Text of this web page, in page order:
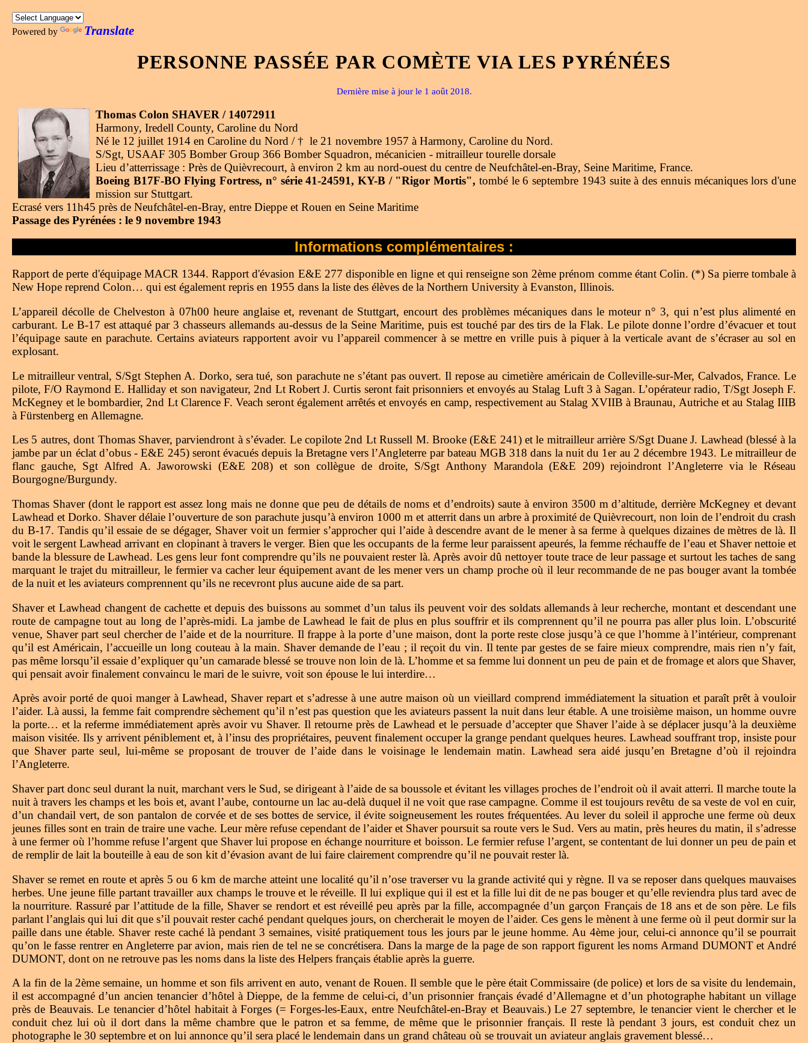
Powered by Translate
PERSONNE PASSÉE PAR COMÈTE VIA LES PYRÉNÉES
Dernière mise à jour le 1 août 2018.
Thomas Colon SHAVER / 14072911
Harmony, Iredell County, Caroline du Nord
Né le 12 juillet 1914 en Caroline du Nord / † le 21 novembre 1957 à Harmony, Caroline du Nord.
S/Sgt, USAAF 305 Bomber Group 366 Bomber Squadron, mécanicien - mitrailleur tourelle dorsale
Lieu d’atterrissage : Près de Quièvrecourt, à environ 2 km au nord-ouest du centre de Neufchâtel-en-Bray, Seine Maritime, France.
Boeing B17F-BO Flying Fortress, n° série 41-24591, KY-B / "Rigor Mortis", tombé le 6 septembre 1943 suite à des ennuis mécaniques lors d'une
mission sur Stuttgart.
Ecrasé vers 11h45 près de Neufchâtel-en-Bray, entre Dieppe et Rouen en Seine Maritime
Passage des Pyrénées : le 9 novembre 1943
Informations complémentaires :
Rapport de perte d'équipage MACR 1344. Rapport d'évasion E&E 277 disponible en ligne et qui renseigne son 2ème prénom comme étant Colin. (*) Sa pierre tombale à
New Hope reprend Colon… qui est également repris en 1955 dans la liste des élèves de la Northern University à Evanston, Illinois.
L’appareil décolle de Chelveston à 07h00 heure anglaise et, revenant de Stuttgart, encourt des problèmes mécaniques dans le moteur n° 3, qui n’est plus alimenté en
carburant. Le B-17 est attaqué par 3 chasseurs allemands au-dessus de la Seine Maritime, puis est touché par des tirs de la Flak. Le pilote donne l’ordre d’évacuer et tout
l’équipage saute en parachute. Certains aviateurs rapportent avoir vu l’appareil commencer à se mettre en vrille puis à piquer à la verticale avant de s’écraser au sol en
explosant.
Le mitrailleur ventral, S/Sgt Stephen A. Dorko, sera tué, son parachute ne s’étant pas ouvert. Il repose au cimetière américain de Colleville-sur-Mer, Calvados, France. Le
pilote, F/O Raymond E. Halliday et son navigateur, 2nd Lt Robert J. Curtis seront fait prisonniers et envoyés au Stalag Luft 3 à Sagan. L’opérateur radio, T/Sgt Joseph F.
McKegney et le bombardier, 2nd Lt Clarence F. Veach seront également arrêtés et envoyés en camp, respectivement au Stalag XVIIB à Braunau, Autriche et au Stalag IIIB
à Fürstenberg en Allemagne.
Les 5 autres, dont Thomas Shaver, parviendront à s’évader. Le copilote 2nd Lt Russell M. Brooke (E&E 241) et le mitrailleur arrière S/Sgt Duane J. Lawhead (blessé à la
jambe par un éclat d’obus - E&E 245) seront évacués depuis la Bretagne vers l’Angleterre par bateau MGB 318 dans la nuit du 1er au 2 décembre 1943. Le mitrailleur de
flanc gauche, Sgt Alfred A. Jaworowski (E&E 208) et son collègue de droite, S/Sgt Anthony Marandola (E&E 209) rejoindront l’Angleterre via le Réseau
Bourgogne/Burgundy.
Thomas Shaver (dont le rapport est assez long mais ne donne que peu de détails de noms et d’endroits) saute à environ 3500 m d’altitude, derrière McKegney et devant
Lawhead et Dorko. Shaver délaie l’ouverture de son parachute jusqu’à environ 1000 m et atterrit dans un arbre à proximité de Quièvrecourt, non loin de l’endroit du crash
du B-17. Tandis qu’il essaie de se dégager, Shaver voit un fermier s’approcher qui l’aide à descendre avant de le mener à sa ferme à quelques dizaines de mètres de là. Il
voit le sergent Lawhead arrivant en clopinant à travers le verger. Bien que les occupants de la ferme leur paraissent apeurés, la femme réchauffe de l’eau et Shaver nettoie et
bande la blessure de Lawhead. Les gens leur font comprendre qu’ils ne pouvaient rester là. Après avoir dû nettoyer toute trace de leur passage et surtout les taches de sang
marquant le trajet du mitrailleur, le fermier va cacher leur équipement avant de les mener vers un champ proche où il leur recommande de ne pas bouger avant la tombée
de la nuit et les aviateurs comprennent qu’ils ne recevront plus aucune aide de sa part.
Shaver et Lawhead changent de cachette et depuis des buissons au sommet d’un talus ils peuvent voir des soldats allemands à leur recherche, montant et descendant une
route de campagne tout au long de l’après-midi. La jambe de Lawhead le fait de plus en plus souffrir et ils comprennent qu’il ne pourra pas aller plus loin. L’obscurité
venue, Shaver part seul chercher de l’aide et de la nourriture. Il frappe à la porte d’une maison, dont la porte reste close jusqu’à ce que l’homme à l’intérieur, comprenant
qu’il est Américain, l’accueille un long couteau à la main. Shaver demande de l’eau ; il reçoit du vin. Il tente par gestes de se faire mieux comprendre, mais rien n’y fait,
pas même lorsqu’il essaie d’expliquer qu’un camarade blessé se trouve non loin de là. L’homme et sa femme lui donnent un peu de pain et de fromage et alors que Shaver,
qui pensait avoir finalement convaincu le mari de le suivre, voit son épouse le lui interdire…
Après avoir porté de quoi manger à Lawhead, Shaver repart et s’adresse à une autre maison où un vieillard comprend immédiatement la situation et paraît prêt à vouloir
l’aider. Là aussi, la femme fait comprendre sèchement qu’il n’est pas question que les aviateurs passent la nuit dans leur étable. A une troisième maison, un homme ouvre
la porte… et la referme immédiatement après avoir vu Shaver. Il retourne près de Lawhead et le persuade d’accepter que Shaver l’aide à se déplacer jusqu’à la deuxième
maison visitée. Ils y arrivent péniblement et, à l’insu des propriétaires, peuvent finalement occuper la grange pendant quelques heures. Lawhead souffrant trop, insiste pour
que Shaver parte seul, lui-même se proposant de trouver de l’aide dans le voisinage le lendemain matin. Lawhead sera aidé jusqu’en Bretagne d’où il rejoindra
l’Angleterre.
Shaver part donc seul durant la nuit, marchant vers le Sud, se dirigeant à l’aide de sa boussole et évitant les villages proches de l’endroit où il avait atterri. Il marche toute la
nuit à travers les champs et les bois et, avant l’aube, contourne un lac au-delà duquel il ne voit que rase campagne. Comme il est toujours revêtu de sa veste de vol en cuir,
d’un chandail vert, de son pantalon de corvée et de ses bottes de service, il évite soigneusement les routes fréquentées. Au lever du soleil il approche une ferme où deux
jeunes filles sont en train de traire une vache. Leur mère refuse cependant de l’aider et Shaver poursuit sa route vers le Sud. Vers au matin, près heures du matin, il s’adresse
à une fermer où l’homme refuse l’argent que Shaver lui propose en échange nourriture et boisson. Le fermier refuse l’argent, se contentant de lui donner un peu de pain et
de remplir de lait la bouteille à eau de son kit d’évasion avant de lui faire clairement comprendre qu’il ne pouvait rester là.
Shaver se remet en route et après 5 ou 6 km de marche atteint une localité qu’il n’ose traverser vu la grande activité qui y règne. Il va se reposer dans quelques mauvaises
herbes. Une jeune fille partant travailler aux champs le trouve et le réveille. Il lui explique qui il est et la fille lui dit de ne pas bouger et qu’elle reviendra plus tard avec de
la nourriture. Rassuré par l’attitude de la fille, Shaver se rendort et est réveillé peu après par la fille, accompagnée d’un garçon Français de 18 ans et de son père. Le fils
parlant l’anglais qui lui dit que s’il pouvait rester caché pendant quelques jours, on chercherait le moyen de l’aider. Ces gens le mènent à une ferme où il peut dormir sur la
paille dans une étable. Shaver reste caché là pendant 3 semaines, visité pratiquement tous les jours par le jeune homme. Au 4ème jour, celui-ci annonce qu’il se pourrait
qu’on le fasse rentrer en Angleterre par avion, mais rien de tel ne se concrétisera. Dans la marge de la page de son rapport figurent les noms Armand DUMONT et André
DUMONT, dont on ne retrouve pas les noms dans la liste des Helpers français établie après la guerre.
A la fin de la 2ème semaine, un homme et son fils arrivent en auto, venant de Rouen. Il semble que le père était Commissaire (de police) et lors de sa visite du lendemain,
il est accompagné d’un ancien tenancier d’hôtel à Dieppe, de la femme de celui-ci, d’un prisonnier français évadé d’Allemagne et d’un photographe habitant un village
près de Beauvais. Le tenancier d’hôtel habitait à Forges (= Forges-les-Eaux, entre Neufchâtel-en-Bray et Beauvais.) Le 27 septembre, le tenancier vient le chercher et le
conduit chez lui où il dort dans la même chambre que le patron et sa femme, de même que le prisonnier français. Il reste là pendant 3 jours, est conduit chez un
photographe le 30 septembre et on lui annonce qu’il sera placé le lendemain dans un grand château où se trouvait un aviateur anglais gravement blessé…